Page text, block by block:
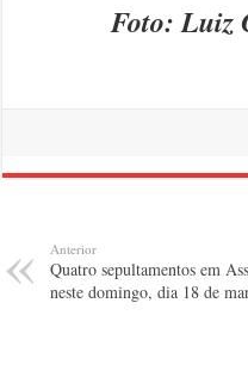
Foto: Luiz
Anterior
Quatro sepultamentos em
neste domingo, dia 18 de